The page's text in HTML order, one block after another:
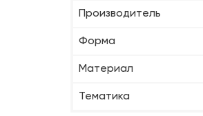
Производитель
Форма
Материал
Тематика